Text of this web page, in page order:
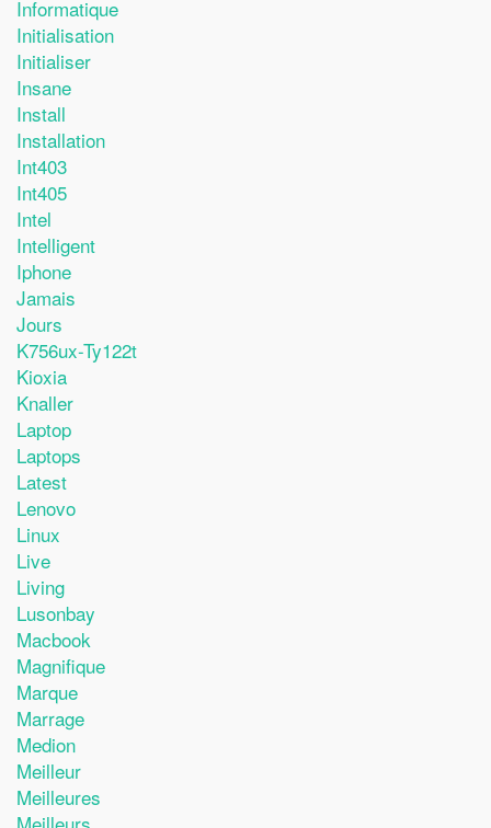
Informatique
Initialisation
Initialiser
Insane
Install
Installation
Int403
Int405
Intel
Intelligent
Iphone
Jamais
Jours
K756ux-Ty122t
Kioxia
Knaller
Laptop
Laptops
Latest
Lenovo
Linux
Live
Living
Lusonbay
Macbook
Magnifique
Marque
Marrage
Medion
Meilleur
Meilleures